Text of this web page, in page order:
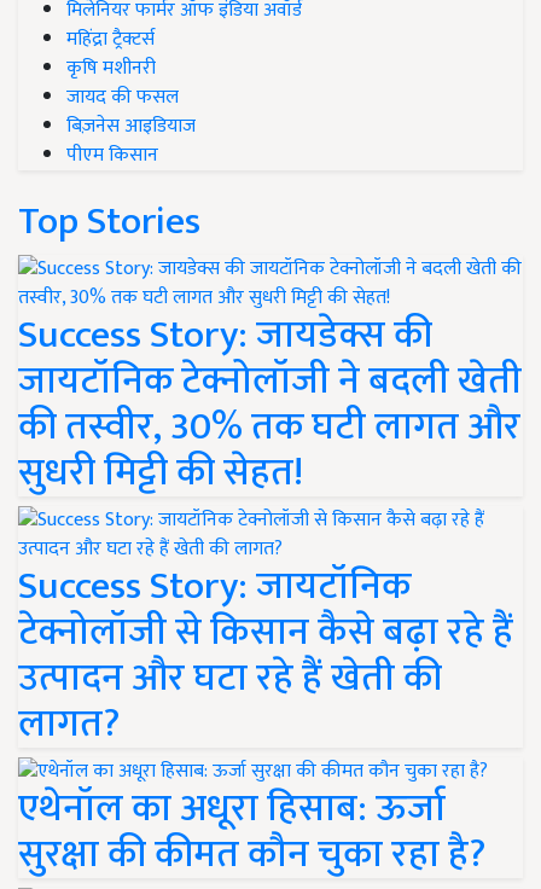
मिलेनियर फार्मर ऑफ इंडिया अवॉर्ड
महिंद्रा ट्रैक्टर्स
कृषि मशीनरी
जायद की फसल
बिज़नेस आइडियाज
पीएम किसान
Top Stories
Success Story: जायडेक्स की
जायटॉनिक टेक्नोलॉजी ने बदली खेती
की तस्वीर, 30% तक घटी लागत और
सुधरी मिट्टी की सेहत!
Success Story: जायटॉनिक
टेक्नोलॉजी से किसान कैसे बढ़ा रहे हैं
उत्पादन और घटा रहे हैं खेती की
लागत?
एथेनॉल का अधूरा हिसाब: ऊर्जा
सुरक्षा की कीमत कौन चुका रहा है?